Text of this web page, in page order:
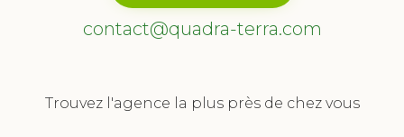
contact@quadra-terra.com
Trouvez l'agence la plus près de chez vous